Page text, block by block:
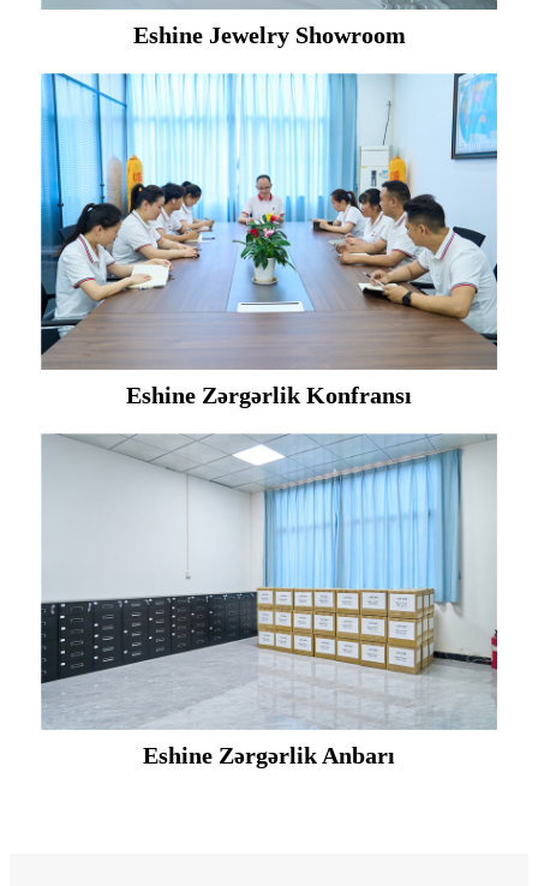
Eshine Jewelry Showroom
Eshine Zərgərlik Konfransı
Eshine Zərgərlik Anbarı